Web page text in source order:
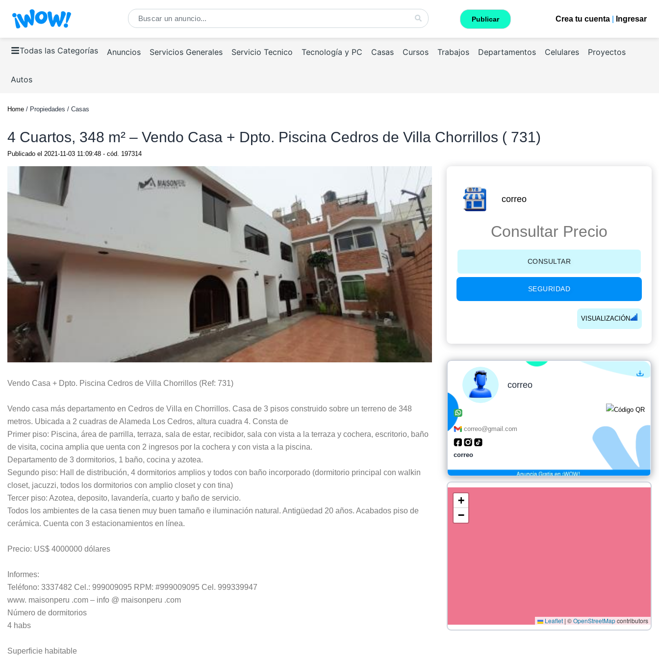
Publicar Crea tu cuenta| Ingresar
Todas las Categorías Anuncios Servicios Generales Servicio Tecnico Tecnología y PC Casas Cursos Trabajos Departamentos Celulares Proyectos
Autos
Home / Propiedades / Casas
4 Cuartos, 348 m² – Vendo Casa + Dpto. Piscina Cedros de Villa Chorrillos ( 731)
Publicado el 2021-11-03 11:09:48 - cód. 197314
Vendo Casa + Dpto. Piscina Cedros de Villa Chorrillos (Ref: 731)
Vendo casa más departamento en Cedros de Villa en Chorrillos. Casa de 3 pisos construido sobre un terreno de 348
metros. Ubicada a 2 cuadras de Alameda Los Cedros, altura cuadra 4. Consta de
Primer piso: Piscina, área de parrilla, terraza, sala de estar, recibidor, sala con vista a la terraza y cochera, escritorio, baño
de visita, cocina amplia que uenta con 2 ingresos por la cochera y con vista a la piscina.
Departamento de 3 dormitorios, 1 baño, cocina y azotea.
Segundo piso: Hall de distribución, 4 dormitorios amplios y todos con baño incorporado (dormitorio principal con walkin
closet, jacuzzi, todos los dormitorios con amplio closet y con tina)
Tercer piso: Azotea, deposito, lavandería, cuarto y baño de servicio.
Todos los ambientes de la casa tienen muy buen tamaño e iluminación natural. Antigüedad 20 años. Acabados piso de
cerámica. Cuenta con 3 estacionamientos en línea.
Precio: US$ 4000000 dólares
Informes:
Teléfono: 3337482 Cel.: 999009095 RPM: #999009095 Cel. 999339947
www. maisonperu .com – info @ maisonperu .com
Número de dormitorios
4 habs
Superficie habitable
correo
Consultar Precio
CONSULTAR
SEGURIDAD
VISUALIZACIÓN
correo
correo@gmail.com
correo
+
−
Leaflet | ©OpenStreetMapcontributors